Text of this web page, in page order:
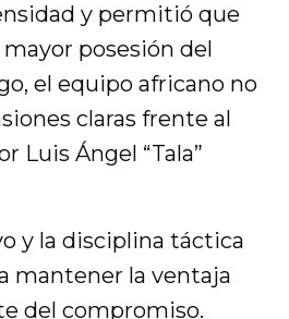
y permitió que
posesión del
el equipo africano no
claras frente al
Luis Ángel “Tala”
y la disciplina táctica
mantener la ventaja
del compromiso.